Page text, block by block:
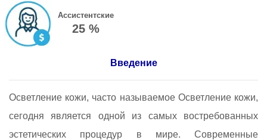
Ассистентские
25 %
Введение
Осветление кожи, часто называемое Осветление кожи,
сегодня является одной из самых востребованных
эстетических процедур в мире. Современные